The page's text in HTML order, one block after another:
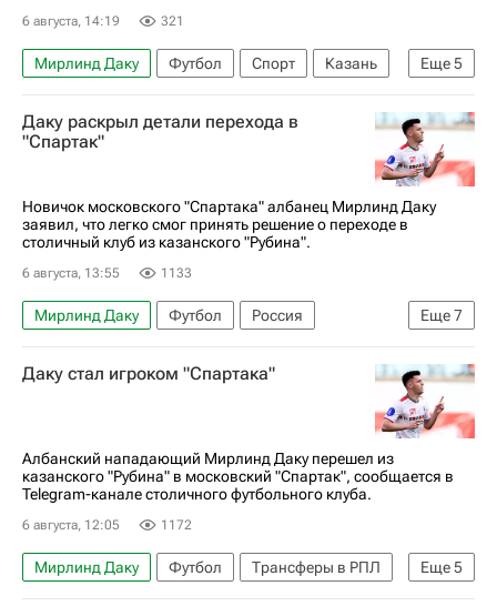
6 августа, 14:19 321
Еще5
Мирлинд Даку Футбол Спорт
Казань
Александр Бухаров
Алехандро Домингес
Спартак Москва
Рубин Осиек
Даку раскрыл детали перехода в
"Спартак"
Новичок московского "Спартака" албанец Мирлинд Даку
заявил, что легко смог принять решение о переходе в
столичный клуб из казанского "Рубина".
6 августа, 13:55 1133
Еще7
Мирлинд Даку Футбол
Россия
Франсис Кахигао
Карлос Карседо
Алехандро Домингес
Гёкдениз Карадениз
Даку стал игроком "Спартака"
Албанский нападающий Мирлинд Даку перешел из
казанского "Рубина" в московский "Спартак", сообщается в
Telegram-канале столичного футбольного клуба.
6 августа, 12:05 1172
Еще5
Мирлинд Даку Футбол
Трансферы в РПЛ
Спартак Москва
Рубин
Спорт